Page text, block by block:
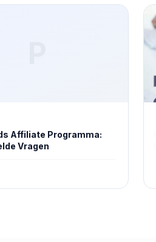
Affiliate Programma:
Vragen